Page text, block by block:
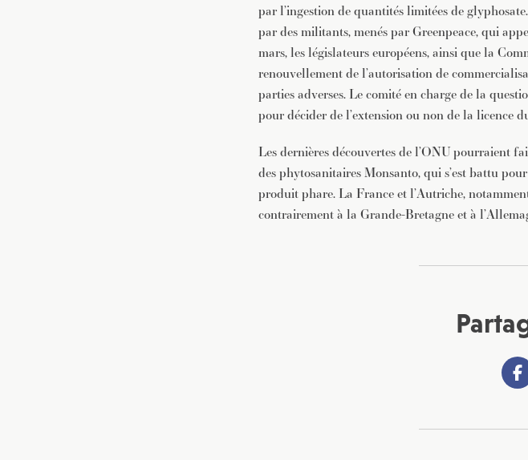
par l’ingestion de quantités limitées de
par des militants, menés par Greenpeace, qui
mars, les législateurs européens, ainsi que la
renouvellement de l’autorisation de
parties adverses. Le comité en charge de la
pour décider de l’extension ou non de la licence
Les dernières découvertes de l’ONU pourraient
des phytosanitaires Monsanto, qui s’est battu
produit phare. La France et l’Autriche,
contrairement à la Grande-Bretagne et à